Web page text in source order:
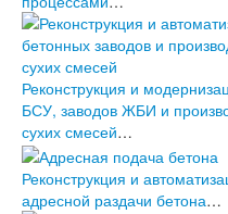
2015
2014
2013
2012
2011
Архив новостей
Бетонные заводы
Производства
Реконструкция и
БСУ, заводов ЖБИ и
сухих смесей…
Реконструкция и
адресной раздачи бетона…